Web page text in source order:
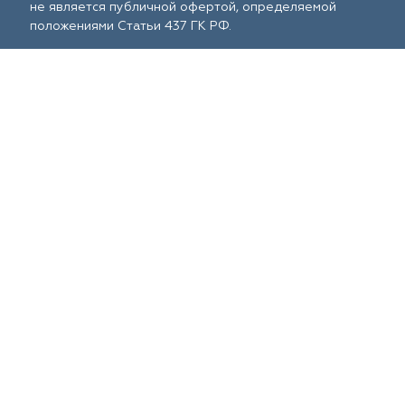
не является публичной офертой, определяемой
положениями Статьи 437 ГК РФ.